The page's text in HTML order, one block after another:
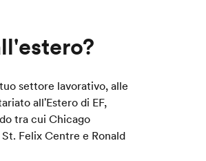
settore lavorativo, alle
all'Estero di EF,
tra cui Chicago
Felix Centre e Ronald